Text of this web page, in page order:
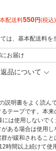
配送料550円(税込)
は、基本配送料を
お届け
品について
説明書をよく読ん
テープです。本
は使用しないで
ある場合は使用
が緩和されるこ
時間以上続けて使